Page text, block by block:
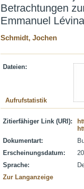
Betrachtungen
Emmanuel
Schmidt, Jochen
Dateien:
Aufrufstatistik
Zitierfähiger Link (URI):
Dokumentart:
Erscheinungsdatum:
Sprache:
Zur Langanzeige